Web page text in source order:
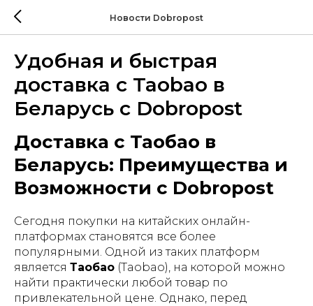
Новости Dobropost
Удобная и быстрая
доставка с Taobao в
Беларусь с Dobropost
Доставка с Таобао в
Беларусь: Преимущества и
Возможности с Dobropost
Сегодня покупки на китайских онлайн-
платформах становятся все более
популярными. Одной из таких платформ
является Таобао (Taobao), на которой можно
найти практически любой товар по
привлекательной цене. Однако, перед